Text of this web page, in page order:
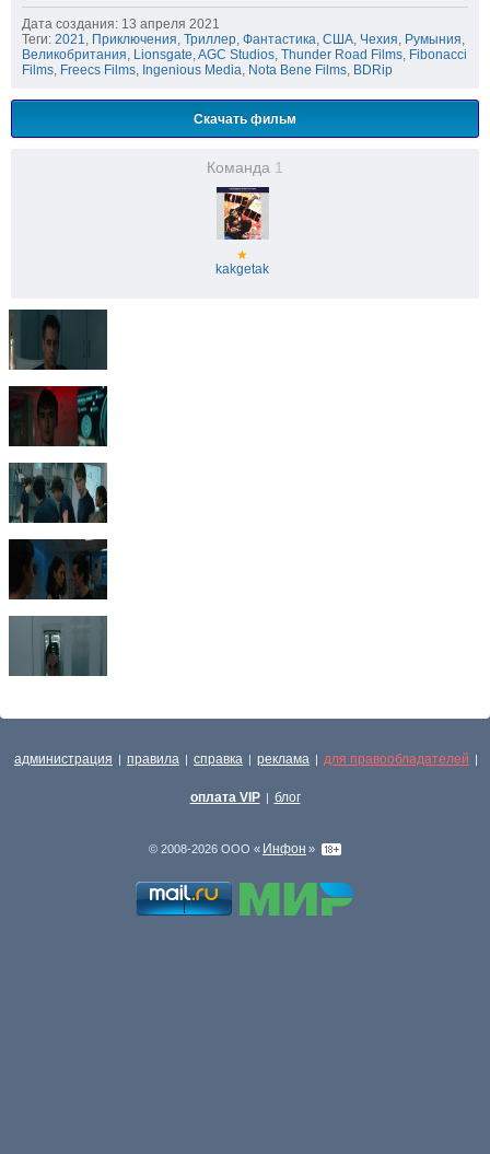
Дата создания: 13 апреля 2021
Теги: 2021, Приключения, Триллер, Фантастика, США, Чехия, Румыния,
Великобритания, Lionsgate,AGC Studios, Thunder Road Films, Fibonacci
Films, Freecs Films, Ingenious Media, Nota Bene Films, BDRip
Скачать фильм
Команда 1
★
kakgetak
администрация | правила | справка | реклама | для правообладателей |
оплата VIP | блог
© 2008-2026 ООО « Инфон »